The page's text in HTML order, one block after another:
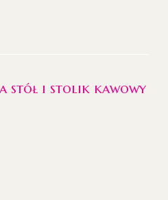
stół i stolik kawowy